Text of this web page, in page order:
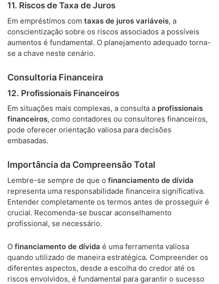
11. Riscos de Taxa de Juros
Em empréstimos com taxas de juros variáveis, a
conscientização sobre os riscos associados a possíveis
aumentos é fundamental. O planejamento adequado torna-
se a chave neste cenário.
Consultoria Financeira
12. Profissionais Financeiros
Em situações mais complexas, a consulta a profissionais
financeiros, como contadores ou consultores financeiros,
pode oferecer orientação valiosa para decisões
embasadas.
Importância da Compreensão Total
Lembre-se sempre de que o financiamento de dívida
representa uma responsabilidade financeira significativa.
Entender completamente os termos antes de prosseguir é
crucial. Recomenda-se buscar aconselhamento
profissional, se necessário.
O financiamento de dívida é uma ferramenta valiosa
quando utilizado de maneira estratégica. Compreender os
diferentes aspectos, desde a escolha do credor até os
riscos envolvidos, é fundamental para garantir o sucesso